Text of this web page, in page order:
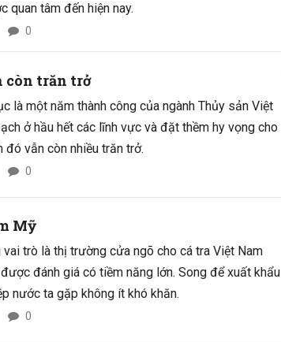
quan tâm đến hiện nay.
0
còn trăn trở
là một năm thành công của ngành Thủy sản Việt
ở hầu hết các lĩnh vực và đặt thềm hy vọng cho
đó vẫn còn nhiều trăn trở.
0
Mỹ
trò là thị trường cửa ngõ cho cá tra Việt Nam
đánh giá có tiềm năng lớn. Song để xuất khẩu
nước ta gặp không ít khó khăn.
0